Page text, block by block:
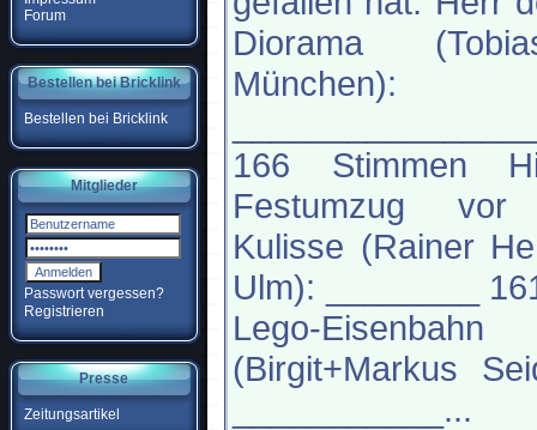
Forum
Bestellen bei Bricklink
Bestellen bei Bricklink
Mitglieder
Passwort vergessen?
Registrieren
Presse
Zeitungsartikel
Diorama
München):
166 Stimmen
Festumzug vor
Kulisse (Rainer
Ulm): ________
Lego-Eisenbahn
(Birgit+Markus
___________...